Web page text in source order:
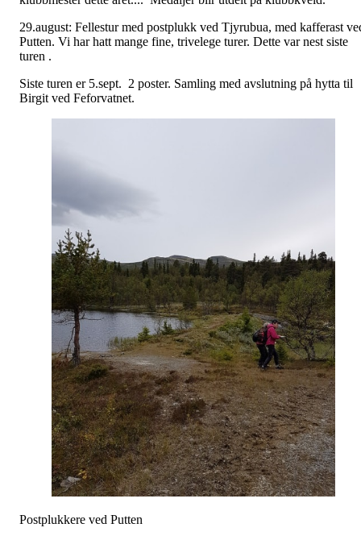
29.august: Fellestur med postplukk ved Tjyrubua, med kafferast
Putten. Vi har hatt mange fine, trivelege turer. Dette var nest siste
turen .
Siste turen er 5.sept. 2 poster. Samling med avslutning på hytta til
Birgit ved Feforvatnet.
Postplukkere ved Putten